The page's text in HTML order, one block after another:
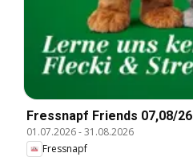
Fressnapf Friends 07,08/26
01.07.2026-31.08.2026
Fressnapf